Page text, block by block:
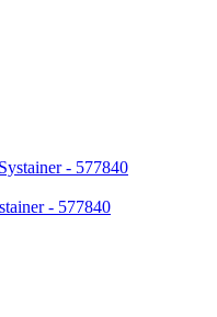
- 577840